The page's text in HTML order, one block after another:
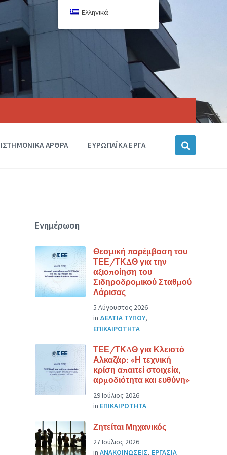
ΑΡΘΡΑ ΕΥΡΩΠΑΪΚΑ ΕΡΓΑ
Ενημέρωση
Θεσμική παρέμβαση του
ΤΕΕ/ΤΚΔΘ για την
αξιοποίηση του
Σιδηροδρομικού Σταθμού
Λάρισας
5 Αύγουστος 2026
in ΔΕΛΤΙΑ ΤΥΠΟΥ,
ΕΠΙΚΑΙΡΟΤΗΤΑ
ΤΕΕ/ΤΚΔΘ για Κλειστό
Αλκαζάρ: «Η τεχνική
κρίση απαιτεί στοιχεία,
αρμοδιότητα και ευθύνη»
29 Ιούλιος 2026
in ΕΠΙΚΑΙΡΟΤΗΤΑ
Ζητείται Μηχανικός
27 Ιούλιος 2026
inΑΝΑΚΟΙΝΩΣΕΙΣ, ΕΡΓΑΣΙΑ
Ελληνικά